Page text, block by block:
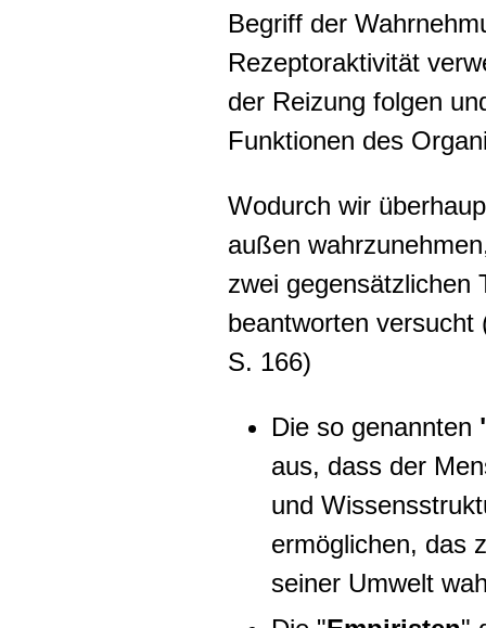
Begriff der
Rezeptoraktivität
der Reizung folgen
Funktionen des
Wodurch wir
außen
zwei gegensätzlichen
beantworten
S. 166)
Die so genannten
aus, dass der
und
ermöglichen, das
seiner Umwelt